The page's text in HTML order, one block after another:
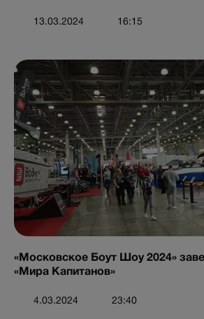
13.03.2024 16:15
«Московское Боут Шоу 2024»
«Мира Капитанов»
4.03.2024 23:40